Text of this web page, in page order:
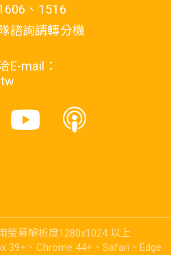
、1516
諮詢請轉分機
E-mail：
螢幕解析度1280x1024 以上
39+、Chrome 44+、Safari、Edge